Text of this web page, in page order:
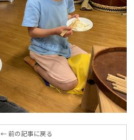
← 前の記事に戻る